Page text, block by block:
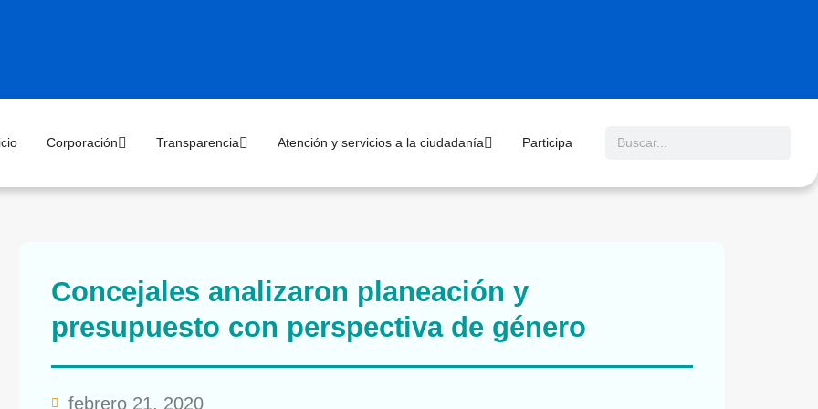
Corporación Transparencia Atención y servicios a la ciudadanía Participa
Concejales analizaron planeación y
presupuesto con perspectiva de género
febrero 21, 2020